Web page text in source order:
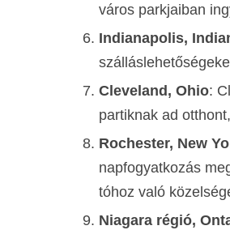
város parkjaiban
Indianapolis,
Cleveland, Ohio:
partiknak ad
Rochester, New
napfogyatkozás
tóhoz való
Niagara régió,